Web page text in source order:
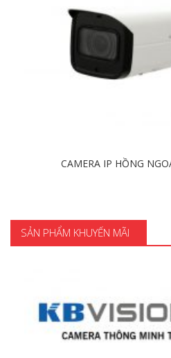
CAMERA IP HỒNG
SẢN PHẨM KHUYẾN MÃI